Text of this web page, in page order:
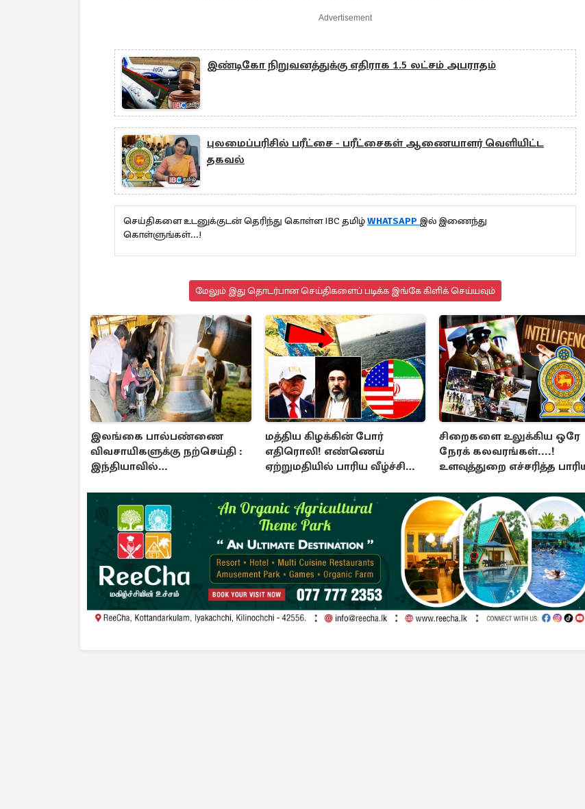
Advertisement
இண்டிகோ நிறுவனத்துக்கு எதிராக 1.5 லட்சம் அபராதம்
புலமைப்பரிசில் பரீட்சை - பரீட்சைகள் ஆணையாளர் வெளியிட்ட
தகவல்
செய்திகளை உடனுக்குடன் தெரிந்து கொள்ள IBC தமிழ்WHATSAPP இல் இணைந்து
கொள்ளுங்கள்...!
மேலும் இது தொடர்பான செய்திகளைப் படிக்க இங்கே கிளிக் செய்யவும்
இலங்கை பால்பண்ணை
விவசாயிகளுக்கு நற்செய்தி :
இந்தியாவில்
மத்திய கிழக்கின் போர்
எதிரொலி! எண்ணெய்
ஏற்றுமதியில் பாரிய வீழ்ச்சி
சிறைகளை உலுக்கிய ஒரே
நேரக் கலவரங்கள்....!
உளவுத்துறை எச்சரித்த